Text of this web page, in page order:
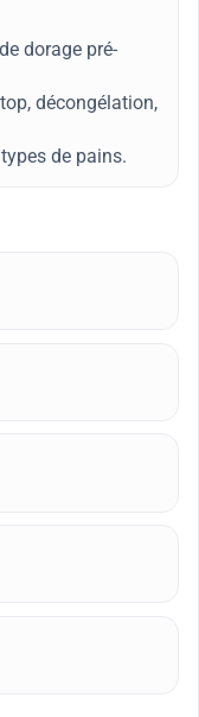
dorage pré-
décongélation,
de pains.